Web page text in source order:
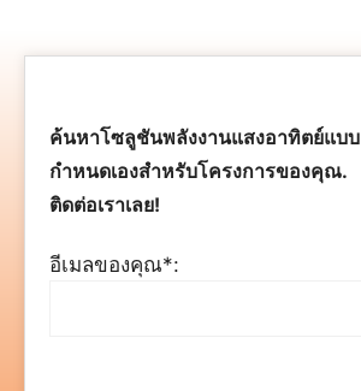
ค้นหาโซลูชันพลังงานแสงอาทิตย์แบบ
กำหนดเองสำหรับโครงการของคุณ.
ติดต่อเราเลย!
อีเมลของคุณ*: